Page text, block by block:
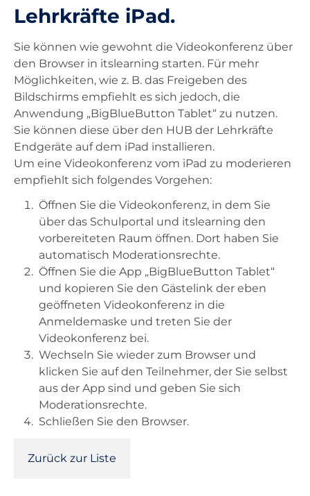
Kontakt
Lehrkräfte iPad.
Sie können wie gewohnt die Videokonferenz über
den Browser in itslearning starten. Für mehr
Möglichkeiten, wie z. B. das Freigeben des
Bildschirms empfiehlt es sich jedoch, die
Anwendung „BigBlueButton Tablet“ zu nutzen.
Sie können diese über den HUB der Lehrkräfte
Endgeräte auf dem iPad installieren.
Um eine Videokonferenz vom iPad zu moderieren
empfiehlt sich folgendes Vorgehen:
Öffnen Sie die Videokonferenz, in dem Sie
über das Schulportal und itslearning den
vorbereiteten Raum öffnen. Dort haben Sie
automatisch Moderationsrechte.
Öffnen Sie die App „BigBlueButton Tablet“
und kopieren Sie den Gästelink der eben
geöffneten Videokonferenz in die
Anmeldemaske und treten Sie der
Videokonferenz bei.
Wechseln Sie wieder zum Browser und
klicken Sie auf den Teilnehmer, der Sie selbst
aus der App sind und geben Sie sich
Moderationsrechte.
Schließen Sie den Browser.
Zurück zur Liste